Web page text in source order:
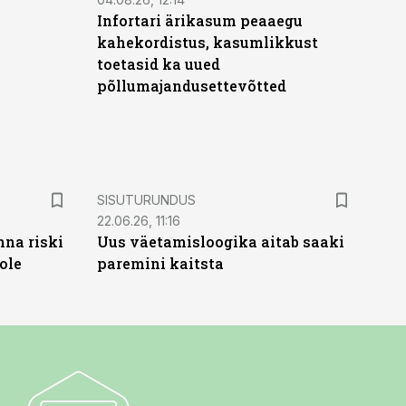
Infortari ärikasum peaaegu
kahekordistus, kasumlikkust
toetasid ka uued
põllumajandusettevõtted
riski
ST
SISUTURUNDUS
22.06.26, 11:16
Uus väetamisloogika aitab saaki
paremini kaitsta